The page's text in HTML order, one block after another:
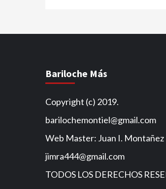
Bariloche Más
Copyright (c) 2019.
barilochemontiel@gmail.com
Web Master: Juan I. Montañez
jimra444@gmail.com
TODOS LOS DERECHOS